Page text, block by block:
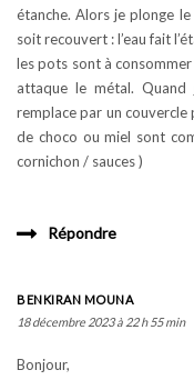
étanche. Alors je plonge
soit recouvert : l’eau fait
les pots sont à
attaque le métal.
remplace par un
de choco ou miel sont
cornichon / sauces )
Répondre
BENKIRAN MOUNA
18 décembre 2023 à 22 h 55 min
Bonjour,